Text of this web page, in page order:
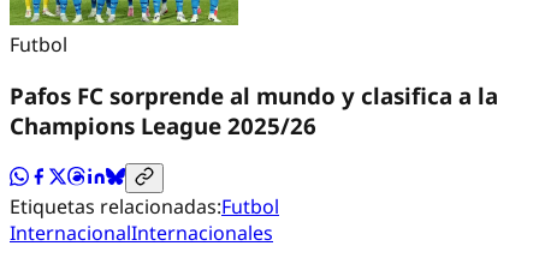
Futbol
Pafos FC sorprende al mundo y clasifica a la
Champions League 2025/26
Etiquetas relacionadas:Futbol
InternacionalInternacionales